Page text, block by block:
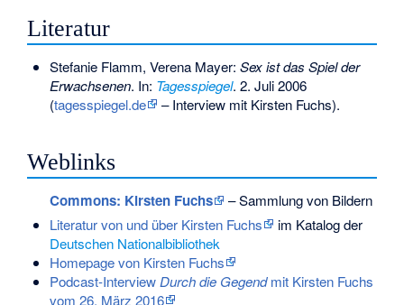
Literatur
Stefanie Flamm, Verena Mayer: Sex ist das Spiel der
Erwachsenen. In: Tagesspiegel. 2. Juli 2006
(tagesspiegel.de – Interview mit Kirsten Fuchs).
Weblinks
Commons: Kirsten Fuchs
– Sammlung von Bildern
Literatur von und über Kirsten Fuchs
im Katalog der
Deutschen Nationalbibliothek
Homepage von Kirsten Fuchs
Podcast-Interview Durch die Gegendmit Kirsten Fuchs
vom 26. März 2016